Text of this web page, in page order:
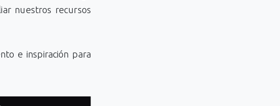
nuestros recursos
e inspiración para